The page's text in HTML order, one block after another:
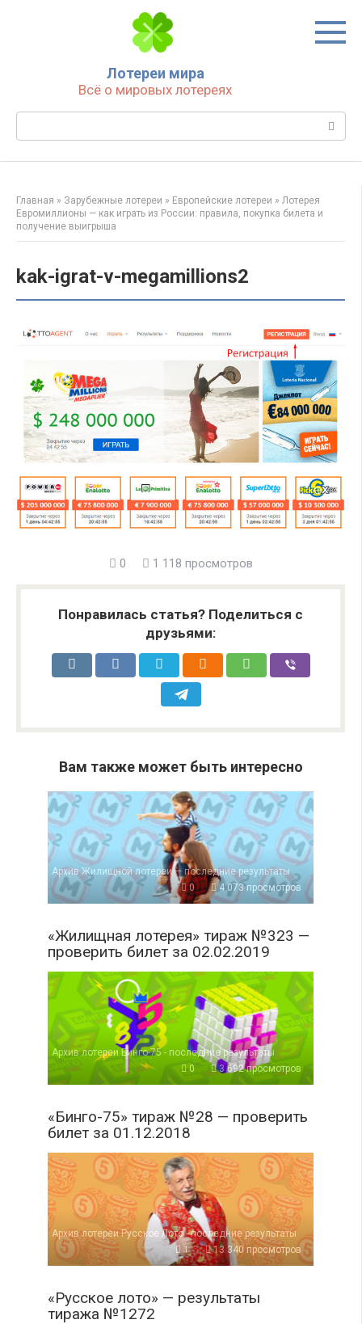
Лотереи мира
Всё о мировых лотереях
Поиск:
Главная » Зарубежные лотереи » Европейские лотереи » Лотерея
Евромиллионы — как играть из России: правила, покупка билета и
получение выигрыша
kak-igrat-v-megamillions2
0 1 118 просмотров
Понравилась статья? Поделиться с
друзьями:
Вам также может быть интересно
Архив Жилищной лотереи — последние результаты
0
4 073 просмотров
«Жилищная лотерея» тираж №323 —
проверить билет за 02.02.2019
Архив лотереи Бинго-75 - последние результаты
0
3 692 просмотров
«Бинго-75» тираж №28 — проверить
билет за 01.12.2018
Архив лотереи Русское Лото - последние результаты
1
13 340 просмотров
«Русское лото» — результаты
тиража №1272